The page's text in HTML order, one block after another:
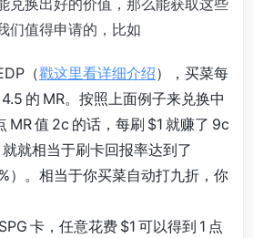
兑换出好的价值，那么能获取这些
们值得申请的，比如
（戳这里看详细介绍），买菜每
的 MR。按照上面例子来兑换中
MR 值 2c 的话，每刷 $1 就赚了 9c
就相当于刷卡回报率达到了
）。相当于你买菜自动打九折，你
卡，任意花费 $1 可以得到 1 点